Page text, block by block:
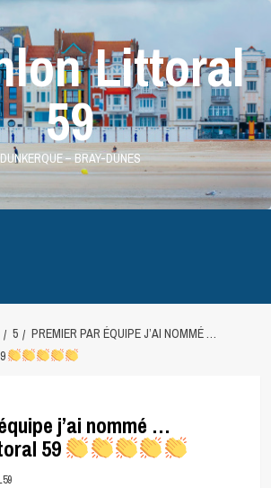
Littoral
59
DUNKERQUE – BRAY-DUNES
5
PREMIER PAR ÉQUIPE J’AI NOMMÉ …
j’ai nommé …
59